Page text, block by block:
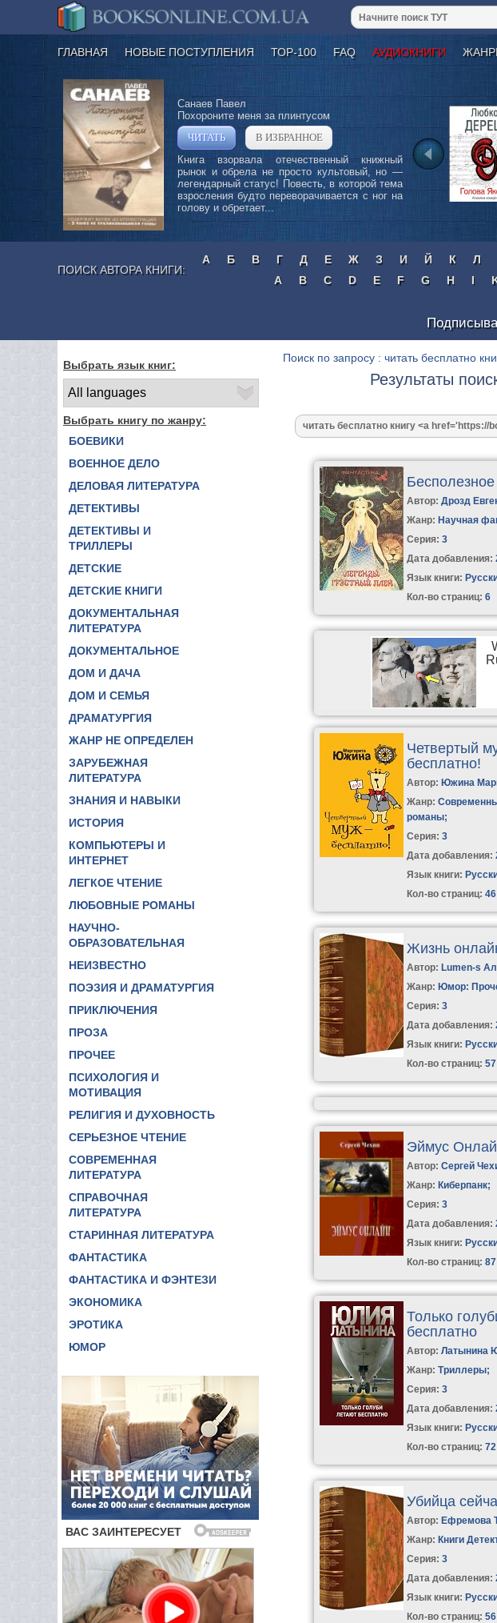
ГЛАВНАЯ НОВЫЕ ПОСТУПЛЕНИЯ ТОР-100 FAQ АУДИОКНИГИ
Санаев Павел
Похороните меня за плинтусом
ЧИТАТЬ
В ИЗБРАННОЕ
Книга взорвала отечественный книжный
рынок и обрела не просто культовый, но —
легендарный статус! Повесть, в которой тема
взросления будто переворачивается с ног на
голову и обретает...
ПОИСК АВТОРА КНИГИ:
А Б В Г Д Е Ж З И Й К Л
A
B C D E F G H I
Выбрать язык книг:
Выбрать книгу по жанру:
БОЕВИКИ
ВОЕННОЕ ДЕЛО
ДЕЛОВАЯ ЛИТЕРАТУРА
ДЕТЕКТИВЫ
ДЕТЕКТИВЫ И
ТРИЛЛЕРЫ
ДЕТСКИЕ
ДЕТСКИЕ КНИГИ
ДОКУМЕНТАЛЬНАЯ
ЛИТЕРАТУРА
ДОКУМЕНТАЛЬНОЕ
ДОМ И ДАЧА
ДОМ И СЕМЬЯ
ДРАМАТУРГИЯ
ЖАНР НЕ ОПРЕДЕЛЕН
ЗАРУБЕЖНАЯ
ЛИТЕРАТУРА
ЗНАНИЯ И НАВЫКИ
ИСТОРИЯ
КОМПЬЮТЕРЫ И
ИНТЕРНЕТ
ЛЕГКОЕ ЧТЕНИЕ
ЛЮБОВНЫЕ РОМАНЫ
НАУЧНО-
ОБРАЗОВАТЕЛЬНАЯ
НЕИЗВЕСТНО
ПОЭЗИЯ И ДРАМАТУРГИЯ
ПРИКЛЮЧЕНИЯ
ПРОЗА
ПРОЧЕЕ
ПСИХОЛОГИЯ И
МОТИВАЦИЯ
РЕЛИГИЯ И ДУХОВНОСТЬ
СЕРЬЕЗНОЕ ЧТЕНИЕ
СОВРЕМЕННАЯ
ЛИТЕРАТУРА
СПРАВОЧНАЯ
ЛИТЕРАТУРА
СТАРИННАЯ ЛИТЕРАТУРА
ФАНТАСТИКА
ФАНТАСТИКА И ФЭНТЕЗИ
ЭКОНОМИКА
ЭРОТИКА
ЮМОР
Поиск по запросу : читать бесплатно
Результаты
Автор:Дрозд
Жанр: Научная
Серия:3
Дата добавления:
Язык книги:
Кол-во страниц: 6
Четвертый
бесплатно!
Автор: Южина
Жанр:
романы;
Серия:3
Дата добавления:
Язык книги:
Кол-во страниц: 46
Жизнь
Автор: Lumen-s
Жанр: Юмор:
Серия:3
Дата добавления:
Язык книги:
Кол-во страниц: 57
Эймус
Автор:Сергей
Жанр: Киберпанк;
Серия:3
Дата добавления:
Язык книги:
Кол-во страниц: 87
Только
бесплатно
Автор:Латынина
Жанр: Триллеры;
Серия:3
Дата добавления:
Язык книги:
Кол-во страниц: 72
Убийца
Автор: Ефремова
Жанр: Книги
Серия:3
Дата добавления:
Язык книги:
Кол-во страниц: 56